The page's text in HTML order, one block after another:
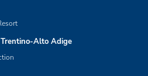
Alto Adige